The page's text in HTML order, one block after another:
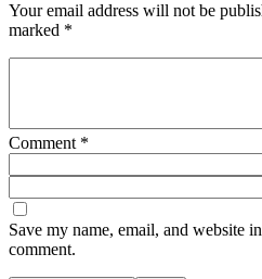
Your email address will not be
marked *
Comment*
Save my name, email, and website
comment.